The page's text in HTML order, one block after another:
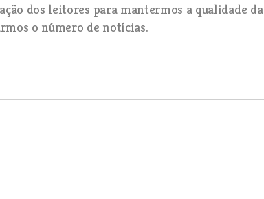
dos leitores para mantermos a qualidade da
o número de notícias.